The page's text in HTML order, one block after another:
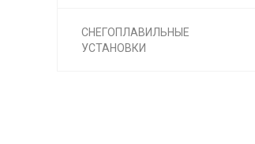
СНЕГОПЛАВИЛЬНЫЕ
УСТАНОВКИ